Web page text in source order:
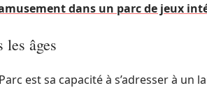
dans un parc de jeux
les âges
est sa capacité à s’adresser à un